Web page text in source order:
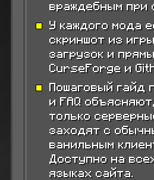
враждебным при
У каждого мода
скриншот из
загрузок и
CurseForge и
Пошаговый гайд
и FAQ
только
заходят с
ванильным
Доступно на
языках сайта.